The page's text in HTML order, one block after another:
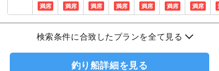
満席 満席 満席 満席 満席 満席 満席
検索条件に合致したプランを全て見る
釣り船詳細を見る